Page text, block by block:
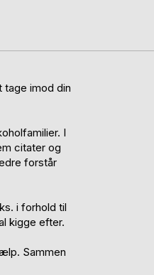
tage imod din
I
citater og
forstår
i forhold til
kigge efter.
Sammen